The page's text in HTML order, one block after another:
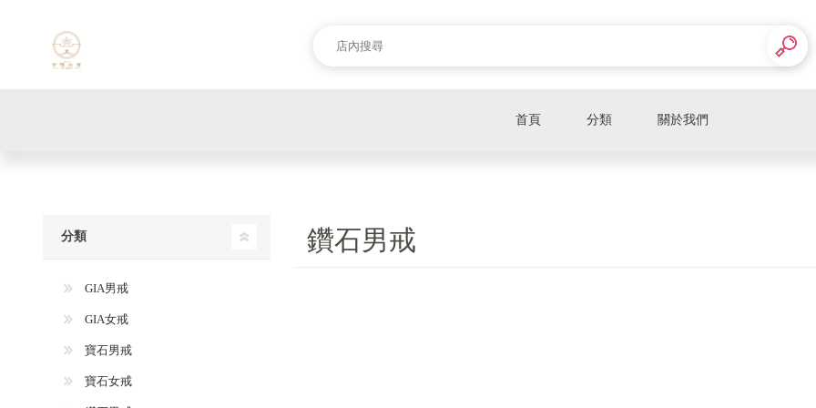
首頁 分類 關於我們
鑽石男戒
分類
GIA男戒
GIA女戒
寶石男戒
寶石女戒